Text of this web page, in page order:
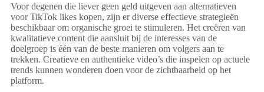
Voor degenen die liever geen geld uitgeven aan alternatieven
voor TikTok likes kopen, zijn er diverse effectieve strategieën
beschikbaar om organische groei te stimuleren. Het creëren van
kwalitatieve content die aansluit bij de interesses van de
doelgroep is één van de beste manieren om volgers aan te
trekken. Creatieve en authentieke video’s die inspelen op actuele
trends kunnen wonderen doen voor de zichtbaarheid op het
platform.